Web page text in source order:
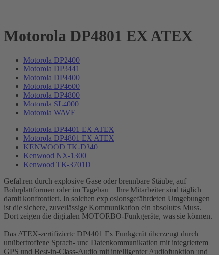
Motorola DP4801 EX ATEX
Motorola DP2400
Motorola DP3441
Motorola DP4400
Motorola DP4600
Motorola DP4800
Motorola SL4000
Motorola WAVE
Motorola DP4401 EX ATEX
Motorola DP4801 EX ATEX
KENWOOD TK-D340
Kenwood NX-1300
Kenwood TK-3701D
Gefahren durch explosive Gase oder brennbare Stäube, auf
Bohrplattformen oder im Tagebau – Ihre Mitarbeiter sind täglich
damit konfrontiert. In solchen explosionsgefährdeten Umgebungen
ist die sichere, zuverlässige Kommunikation ein absolutes Muss.
Dort zeigen die digitalen MOTORBO-Funkgeräte, was sie können.
Das ATEX-zertifizierte DP4401 Ex Funkgerät überzeugt durch
unübertroffene Sprach- und Datenkommunikation mit integriertem
GPS und Best-in-Class-Audio mit intelligenter Audiofunktion und